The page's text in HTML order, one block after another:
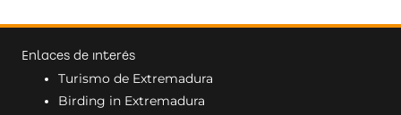
Enlaces de interés
Turismo de Extremadura
Birding in Extremadura